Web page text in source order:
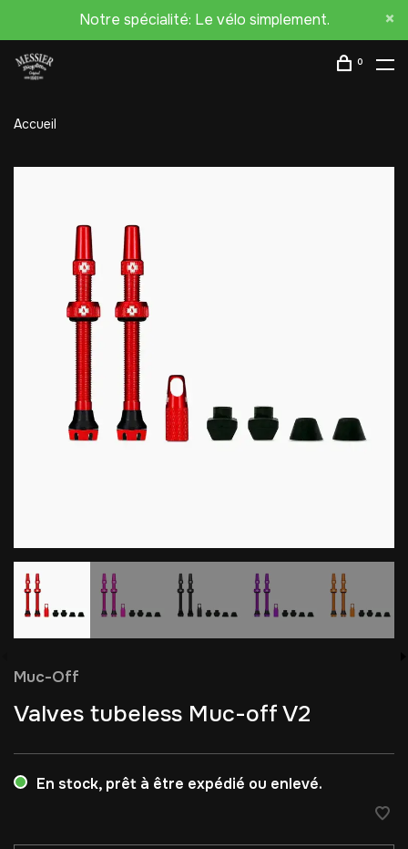
Notre spécialité: Le vélo simplement.
0
Accueil
Muc-Off
Valves tubeless Muc-off V2
En stock, prêt à être expédié ou enlevé.